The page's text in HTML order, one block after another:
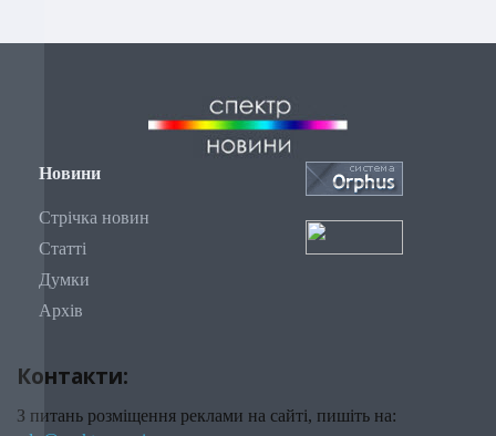
Новини
Стрічка новин
Статті
Думки
Архів
Контакти:
З питань розміщення реклами на сайті, пишіть на: